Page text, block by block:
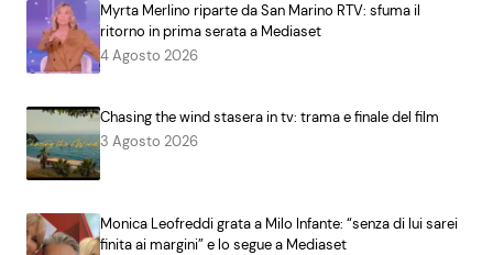
Myrta Merlino riparte da San Marino RTV: sfuma il
ritorno in prima serata a Mediaset
4 Agosto 2026
Chasing the wind stasera in tv: trama e finale del film
3 Agosto 2026
Monica Leofreddi grata a Milo Infante: “senza di lui sarei
finita ai margini” e lo segue a Mediaset